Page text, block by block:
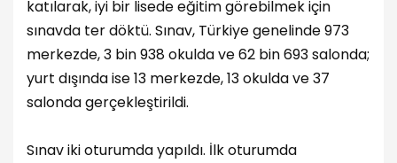
katılarak, iyi bir lisede eğitim görebilmek için
sınavda ter döktü. Sınav, Türkiye genelinde 973
merkezde, 3 bin 938 okulda ve 62 bin 693 salonda;
yurt dışında ise 13 merkezde, 13 okulda ve 37
salonda gerçekleştirildi.
Sınav iki oturumda yapıldı. İlk oturumda